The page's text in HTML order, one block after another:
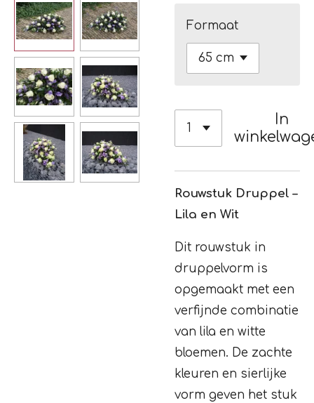
Formaat
In
Rouwstuk Druppel –
Lila en Wit
Dit rouwstuk in
druppelvorm is
opgemaakt met een
verfijnde combinatie
van lila en witte
bloemen. De zachte
kleuren en sierlijke
vorm geven het stuk